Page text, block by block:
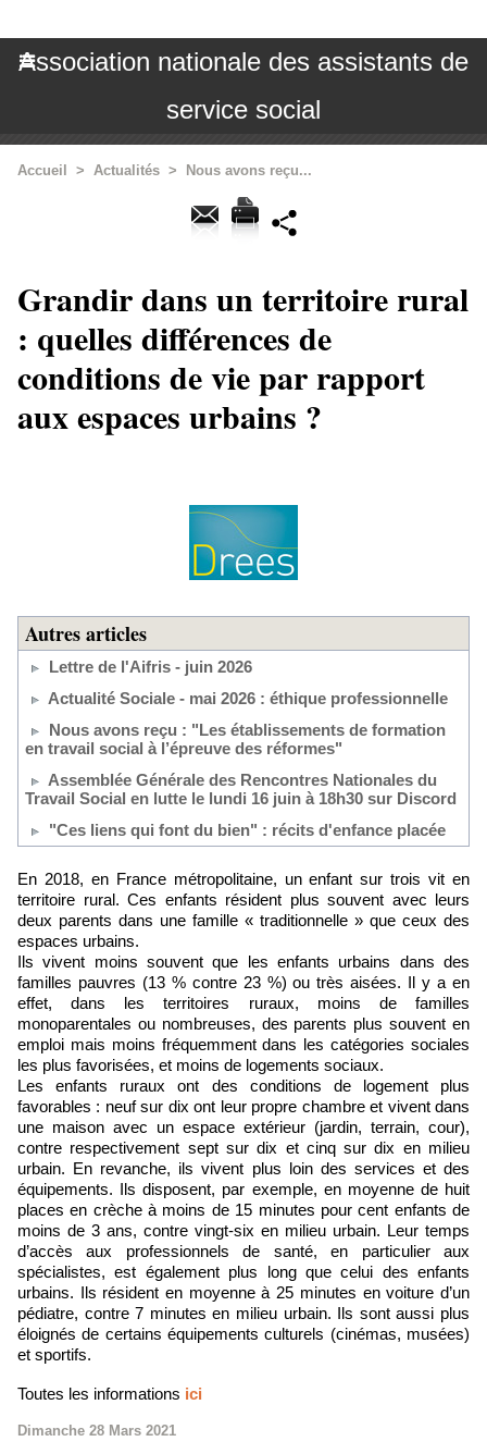
Association nationale des assistants de
service social
Accueil > Actualités > Nous avons reçu...
Grandir dans un territoire rural
: quelles différences de
conditions de vie par rapport
aux espaces urbains ?
Autres articles
Lettre de l'Aifris - juin 2026
Actualité Sociale - mai 2026 : éthique professionnelle
Nous avons reçu : "Les établissements de formation
en travail social à l’épreuve des réformes"
Assemblée Générale des Rencontres Nationales du
Travail Social en lutte le lundi 16 juin à 18h30 sur Discord
"Ces liens qui font du bien" : récits d'enfance placée
En 2018, en France métropolitaine, un enfant sur trois vit en
territoire rural. Ces enfants résident plus souvent avec leurs
deux parents dans une famille « traditionnelle » que ceux des
espaces urbains.
Ils vivent moins souvent que les enfants urbains dans des
familles pauvres (13 % contre 23 %) ou très aisées. Il y a en
effet, dans les territoires ruraux, moins de familles
monoparentales ou nombreuses, des parents plus souvent en
emploi mais moins fréquemment dans les catégories sociales
les plus favorisées, et moins de logements sociaux.
Les enfants ruraux ont des conditions de logement plus
favorables : neuf sur dix ont leur propre chambre et vivent dans
une maison avec un espace extérieur (jardin, terrain, cour),
contre respectivement sept sur dix et cinq sur dix en milieu
urbain. En revanche, ils vivent plus loin des services et des
équipements. Ils disposent, par exemple, en moyenne de huit
places en crèche à moins de 15 minutes pour cent enfants de
moins de 3 ans, contre vingt-six en milieu urbain. Leur temps
d’accès aux professionnels de santé, en particulier aux
spécialistes, est également plus long que celui des enfants
urbains. Ils résident en moyenne à 25 minutes en voiture d’un
pédiatre, contre 7 minutes en milieu urbain. Ils sont aussi plus
éloignés de certains équipements culturels (cinémas, musées)
et sportifs.
Toutes les informations ici
Dimanche 28 Mars 2021